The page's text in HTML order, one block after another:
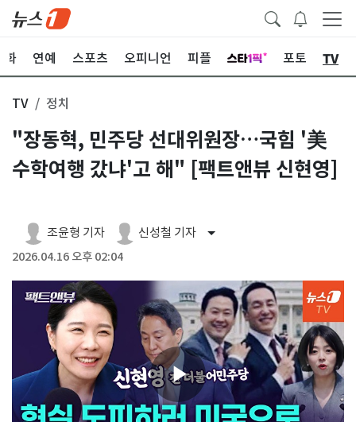
화 연예 스포츠 오피니언 피플 포토 TV
TV 정치
"장동혁, 민주당 선대위원장…국힘 '美
수학여행 갔냐'고 해" [팩트앤뷰 신현영]
조윤형 기자 신성철 기자
2026.04.16 오후 02:04
Play